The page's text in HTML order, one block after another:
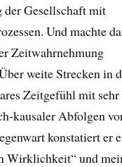
der Gesellschaft mit
Und machte
Zeitwahrnehmung
weite Strecken in
Zeitgefühl mit
kausaler Abfolgen
konstatiert er
Wirklichkeit“ und